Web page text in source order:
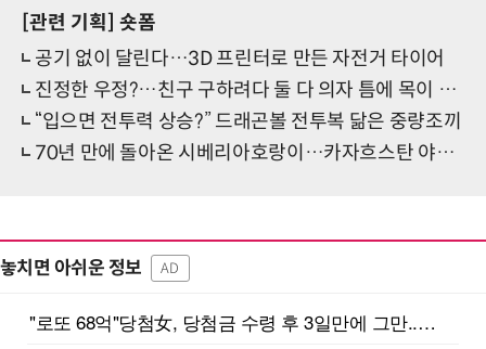
[관련 기획] 숏폼
공기 없이 달린다…3D 프린터로 만든 자전거 타이어
진정한 우정?…친구 구하려다 둘 다 의자 틈에 목이 낀 순간
“입으면 전투력 상승?” 드래곤볼 전투복 닮은 중량조끼
70년 만에 돌아온 시베리아호랑이…카자흐스탄 야생에 풀렸다
놓치면 아쉬운 정보 AD